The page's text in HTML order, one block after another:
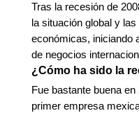
Tras la recesión de
la situación global y
económicas, iniciando
de negocios
¿Cómo ha sido la
Fue bastante buena
primer empresa